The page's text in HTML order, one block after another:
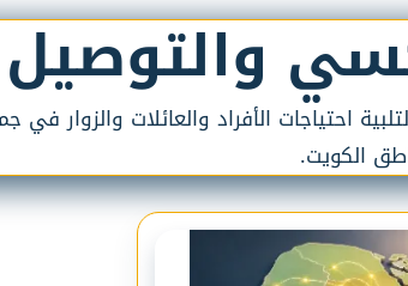
والتوصيل
احتياجات الأفراد والعائلات والزوار في
الكويت.